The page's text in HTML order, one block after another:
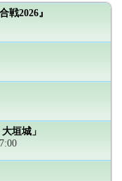
戦2026』
垣城」